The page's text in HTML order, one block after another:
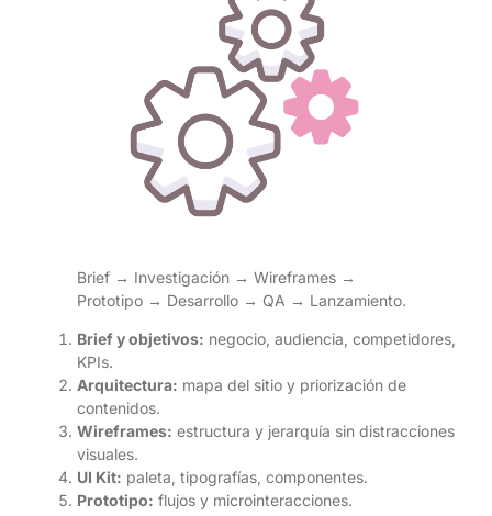
Brief → Investigación → Wireframes →
Prototipo → Desarrollo → QA → Lanzamiento.
Brief y objetivos: negocio, audiencia, competidores,
KPIs.
Arquitectura: mapa del sitio y priorización de
contenidos.
Wireframes: estructura y jerarquía sin distracciones
visuales.
UI Kit: paleta, tipografías, componentes.
Prototipo: flujos y microinteracciones.